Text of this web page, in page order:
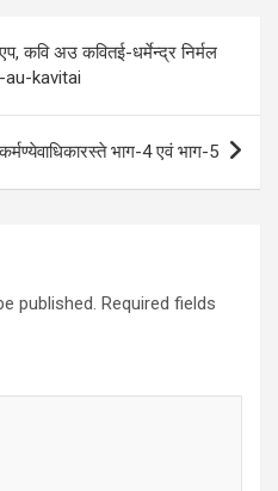
p
p
कवि अउ कवितई-धर्मेन्‍द्र निर्मल
kavitai
कर्मण्‍येवाधिकारस्‍ते भाग-4 एवं भाग-5
published. Required fields